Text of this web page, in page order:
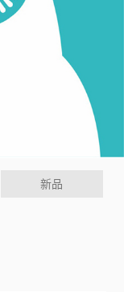
新品